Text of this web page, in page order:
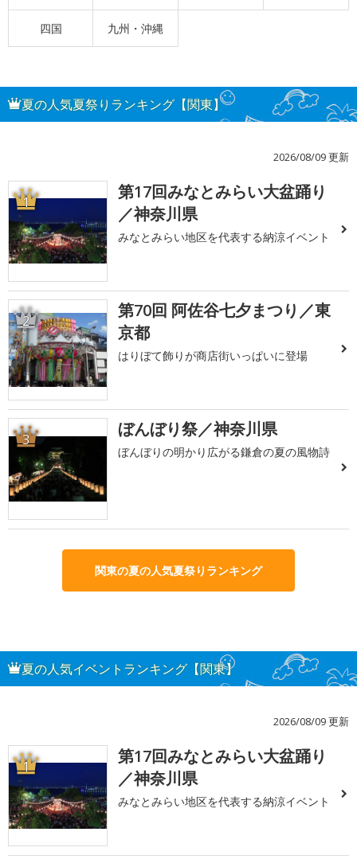
四国 九州・沖縄
夏の人気夏祭りランキング【関東】
2026/08/09 更新
1
第17回みなとみらい大盆踊り
／神奈川県
みなとみらい地区を代表する納涼イベント
2
第70回 阿佐谷七夕まつり／東
京都
はりぼて飾りが商店街いっぱいに登場
3 ぼんぼり祭／神奈川県
ぼんぼりの明かり広がる鎌倉の夏の風物詩
関東の夏の人気夏祭りランキング
夏の人気イベントランキング【関東】
2026/08/09 更新
1
第17回みなとみらい大盆踊り
／神奈川県
みなとみらい地区を代表する納涼イベント